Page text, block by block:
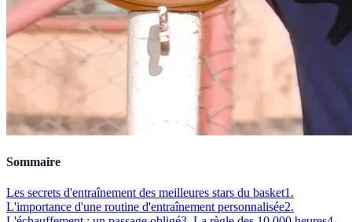
Sommaire
Les secrets d'entraînement des meilleures stars du basket1.
L'importance d'une routine d'entraînement personnalisée2.